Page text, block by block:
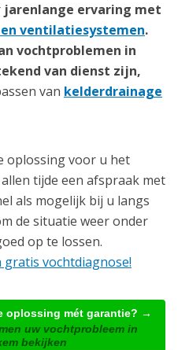
jarenlange ervaring met
ventilatiesystemen.
vochtproblemen in
van dienst zijn,
van kelderdrainage
oplossing voor u het
tijde een afspraak met
als mogelijk bij u langs
de situatie weer onder
op te lossen.
vochtdiagnose!
oplossing mét garantie? →
uw vochtprobleem in
bekijken